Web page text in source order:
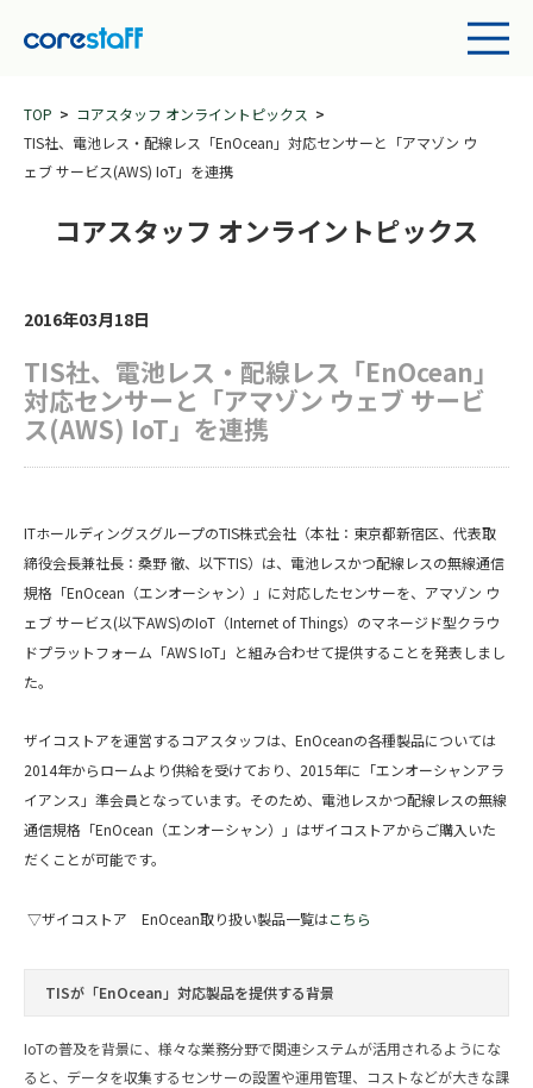
TOP
コアスタッフ オンライントピックス
TIS社、電池レス・配線レス「EnOcean」対応センサーと「アマゾン ウ
ェブ サービス(AWS) IoT」を連携
コアスタッフ オンライントピックス
2016年03月18日
TIS社、電池レス・配線レス「EnOcean」
対応センサーと「アマゾン ウェブ サービ
ス(AWS) IoT」を連携
ITホールディングスグループのTIS株式会社（本社：東京都新宿区、代表取
締役会長兼社長：桑野 徹、以下TIS）は、電池レスかつ配線レスの無線通信
規格「EnOcean（エンオーシャン）」に対応したセンサーを、アマゾン ウ
ェブ サービス(以下AWS)のIoT（Internet of Things）のマネージド型クラウ
ドプラットフォーム「AWS IoT」と組み合わせて提供することを発表しまし
た。
ザイコストアを運営するコアスタッフは、EnOceanの各種製品については
2014年からロームより供給を受けており、2015年に「エンオーシャンアラ
イアンス」準会員となっています。そのため、電池レスかつ配線レスの無線
通信規格「EnOcean（エンオーシャン）」はザイコストアからご購入いた
だくことが可能です。
▽ザイコストア EnOcean取り扱い製品一覧はこちら
TISが「EnOcean」対応製品を提供する背景
IoTの普及を背景に、様々な業務分野で関連システムが活用されるようにな
ると、データを収集するセンサーの設置や運用管理、コストなどが大きな課